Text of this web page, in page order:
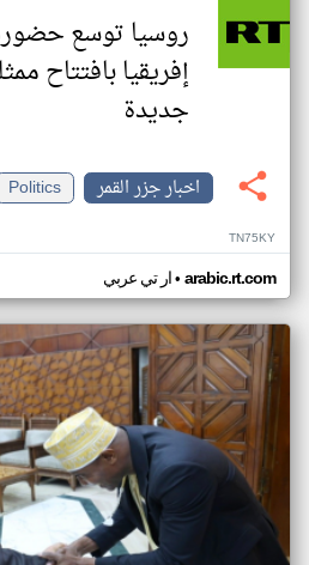
روسيا توسع
جديدة
اخبار جزر القمر
Politics
TN75KY
ار تي عربي• arabic.rt.com